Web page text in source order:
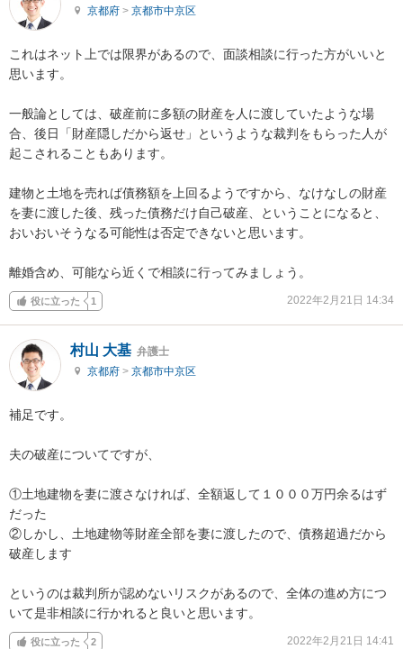
京都府 > 京都市中京区
これはネット上では限界があるので、面談相談に行った方がいいと
思います。
一般論としては、破産前に多額の財産を人に渡していたような場
合、後日「財産隠しだから返せ」というような裁判をもらった人が
起こされることもあります。
建物と土地を売れば債務額を上回るようですから、なけなしの財産
を妻に渡した後、残った債務だけ自己破産、ということになると、
おいおいそうなる可能性は否定できないと思います。
離婚含め、可能なら近くで相談に行ってみましょう。
役に立った 1 2022年2月21日 14:34
村山 大基 弁護士
京都府 > 京都市中京区
補足です。
夫の破産についてですが、
①土地建物を妻に渡さなければ、全額返して１０００万円余るはず
だった
②しかし、土地建物等財産全部を妻に渡したので、債務超過だから
破産します
というのは裁判所が認めないリスクがあるので、全体の進め方につ
いて是非相談に行かれると良いと思います。
役に立った 2 2022年2月21日 14:41